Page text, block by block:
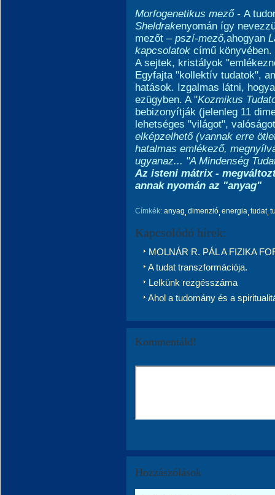
Morfogenetikus mező - A
Sheldrakenyomán így
mezőt – pszí-mező,ahogyan
kapcsolatok című könyvében.
A sejtek, kristályok
Egyfajta "kollektív tudatok",
hatások. Izgalmas látni,
ezügyben. A "Kozmikus
bebizonyítják (jelenleg 11
lehetséges "világot",
elképzelhető (vannak erre
hatalmas emlékező,
ugyanaz... "A Mindenség
Az isteni mátrix -
annak nyomán az "anyag"
Címkék: anyag dimenzió energia tudat
Kapcsolódó hírek:
MOLNÁR R. PÁL A FIZIKA
A tudat transzformációja.
Lelkünk rezgésszáma
Ahol a tudomány és a
Kommentáld!
Hozzászólások